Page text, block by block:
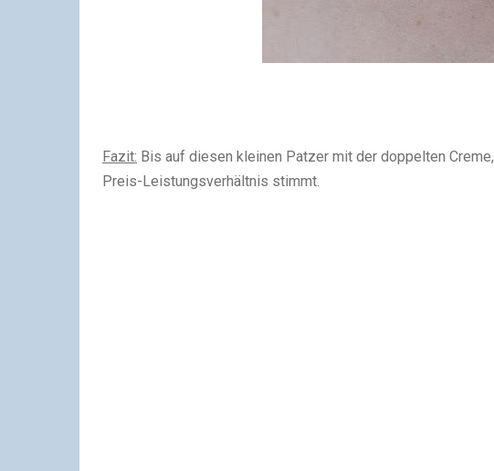
Fazit: Bis auf diesen kleinen Patzer mit der doppelten
Preis-Leistungsverhältnis stimmt.